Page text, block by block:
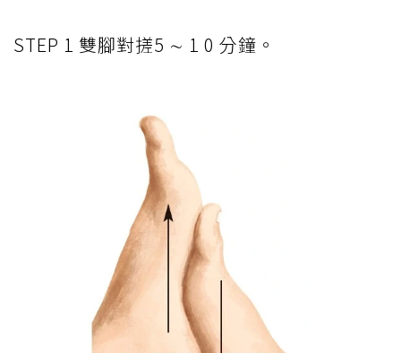
STEP 1 雙腳對搓5 ∼ 1 0 分鐘。